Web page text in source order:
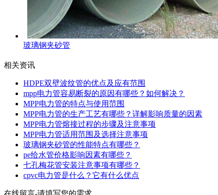
玻璃钢夹砂管
相关资讯
HDPE双壁波纹管的优点及应有范围
mpp电力管容易断裂的原因有哪些？如何解决？
MPP电力管的特点与使用范围
MPP电力管的生产工艺有哪些？详解影响质量的因素
MPP电力管熔接过程的步骤及注意事项
MPP电力管适用范围及选择注意事项
玻璃钢夹砂管的性能特点有哪些？
pe给水管价格影响因素有哪些？
七孔梅花管安装注意事项有哪些？
cpvc电力管是什么？它有什么优点
在线留言-请填写您的需求